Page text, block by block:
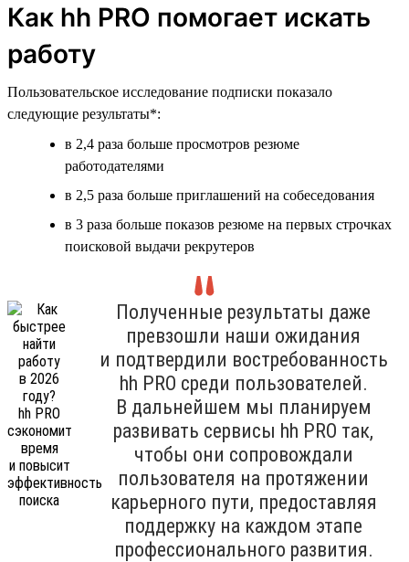
Как hh PRO помогает искать
работу
Пользовательское исследование подписки показало
следующие результаты*:
в 2,4 раза больше просмотров резюме
работодателями
в 2,5 раза больше приглашений на собеседования
в 3 раза больше показов резюме на первых строчках
поисковой выдачи рекрутеров
Полученные результаты даже
превзошли наши ожидания
и подтвердили востребованность
hh PRO среди пользователей.
В дальнейшем мы планируем
развивать сервисы hh PRO так,
чтобы они сопровождали
пользователя на протяжении
карьерного пути, предоставляя
поддержку на каждом этапе
профессионального развития.